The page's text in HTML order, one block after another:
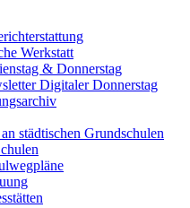
Werkstatt
& Donnerstag
Digitaler Donnerstag
städtischen Grundschulen